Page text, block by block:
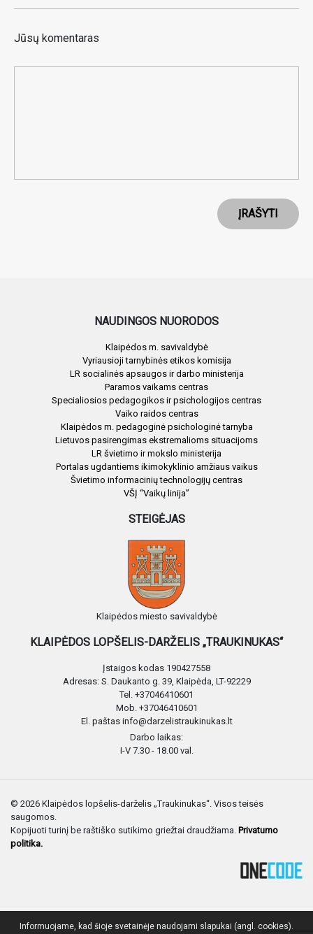
Jūsų komentaras
ĮRAŠYTI
NAUDINGOS NUORODOS
Klaipėdos m. savivaldybė
Vyriausioji tarnybinės etikos komisija
LR socialinės apsaugos ir darbo ministerija
Paramos vaikams centras
Specialiosios pedagogikos ir psichologijos centras
Vaiko raidos centras
Klaipėdos m. pedagoginė psichologinė tarnyba
Lietuvos pasirengimas ekstremalioms situacijoms
LR švietimo ir mokslo ministerija
Portalas ugdantiems ikimokyklinio amžiaus vaikus
Švietimo informacinių technologijų centras
VŠĮ “Vaikų linija”
STEIGĖJAS
Klaipėdos miesto savivaldybė
KLAIPĖDOS LOPŠELIS-DARŽELIS „TRAUKINUKAS“
Įstaigos kodas 190427558
Adresas: S. Daukanto g. 39, Klaipėda, LT-92229
Tel. +37046410601
Mob. +37046410601
El. paštas info@darzelistraukinukas.lt
Darbo laikas:
I-V 7.30 - 18.00 val.
© 2026 Klaipėdos lopšelis-darželis „Traukinukas“. Visos teisės
saugomos.
Kopijuoti turinį be raštiško sutikimo griežtai draudžiama. Privatumo
politika.
Informuojame, kad šioje svetainėje naudojami slapukai (angl. cookies).